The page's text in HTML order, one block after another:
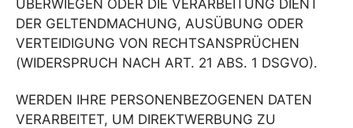
ÜBERWIEGEN ODER DIE VERARBEITUNG DIENT
DER GELTENDMACHUNG, AUSÜBUNG ODER
VERTEIDIGUNG VON RECHTSANSPRÜCHEN
(WIDERSPRUCH NACH ART. 21 ABS. 1 DSGVO).
WERDEN IHRE PERSONENBEZOGENEN DATEN
VERARBEITET, UM DIREKTWERBUNG ZU